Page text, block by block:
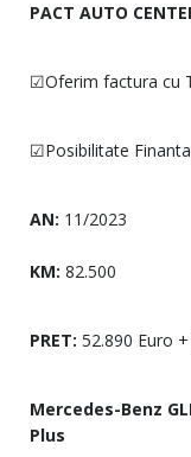
PACT AUTO
☑Oferim factura cu
☑Posibilitate
AN: 11/2023
KM: 82.500
PRET: 52.890 Euro
Mercedes-Benz
Plus